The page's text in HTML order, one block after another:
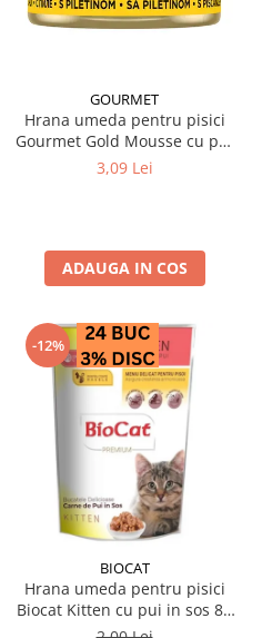
GOURMET
Hrana umeda pentru pisici
Gourmet Gold Mousse cu pui
85 gr
3,09 Lei
ADAUGA IN COS
-12%
BIOCAT
Hrana umeda pentru pisici
Biocat Kitten cu pui in sos 85
gr